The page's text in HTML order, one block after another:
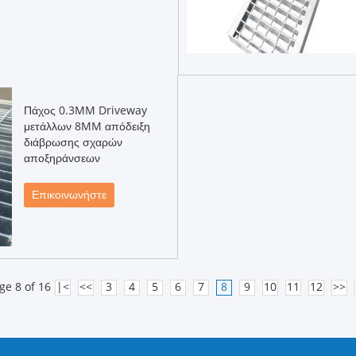
Πάχος 0.3MM Driveway
μετάλλων 8MM απόδειξη
διάβρωσης σχαρών
αποξηράνσεων
Επικοινωνήστε
8 of 16 |< << 3 4 5 6 7 8 9 10 11 12 >>